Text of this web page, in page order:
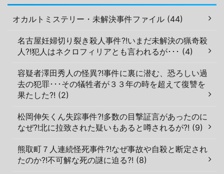
オカルトミステリー・未解決事件ファイル (44)
名古屋妊婦切り裂き殺人事件?!いまだ未解決の猟奇殺
人?!犯人はネクロフィリアとも言われるが･･･ (4)
容疑者澤田秀人の怪異?!事件に裏に潜む、恐ろしい過
去の犯罪･･･その犠牲者が３３年の時を超えて復讐を
果たした?! (2)
松岡伸矢くん失踪事件?!多数の目撃証言があったのに
なぜ?!北に拉致された疑いもあると噂されるが?! (9)
熊取町７人連続怪死事件?!なぜ事故や自殺と断定され
たのか?!不可解な死の謎に迫る?! (8)